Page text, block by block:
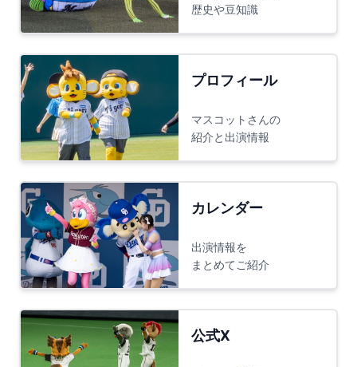
歴史や豆知識
プロフィール
マスコットさんの
紹介と出演情報
カレンダー
出演情報を
まとめてご紹介
公式X